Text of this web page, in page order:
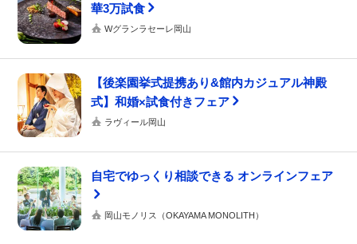
華3万試食
Wグランラセーレ岡山
【後楽園挙式提携あり&館内カジュアル神殿
式】和婚×試食付きフェア
ラヴィール岡山
自宅でゆっくり相談できる オンラインフェア
岡山モノリス（OKAYAMA MONOLITH）